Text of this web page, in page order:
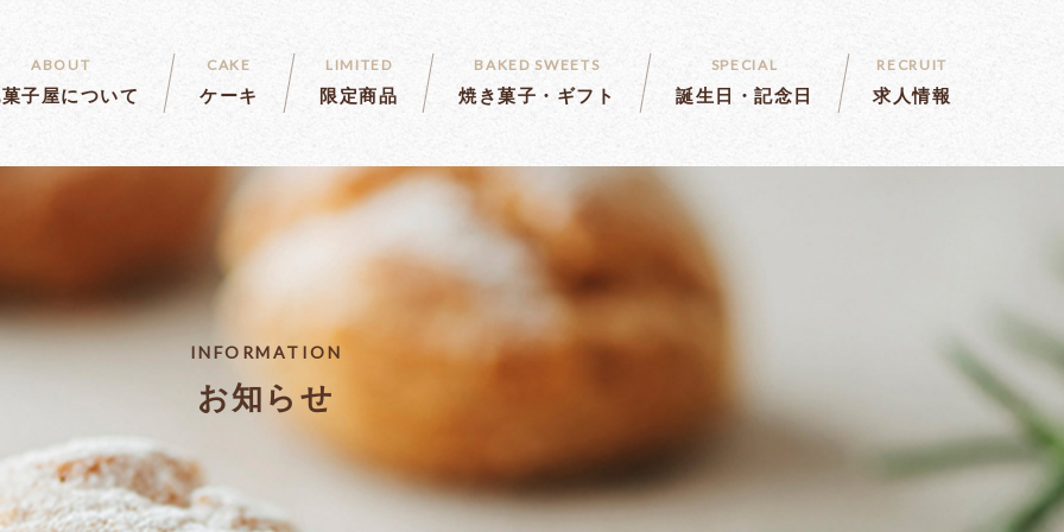
ABOUT
子屋について
CAKE
ケーキ
LIMITED
限定商品
BAKED SWEETS
焼き菓子・ギフト
SPECIAL
誕生日・記念日
RECRUIT
求人情報
INFORMATION
お知らせ